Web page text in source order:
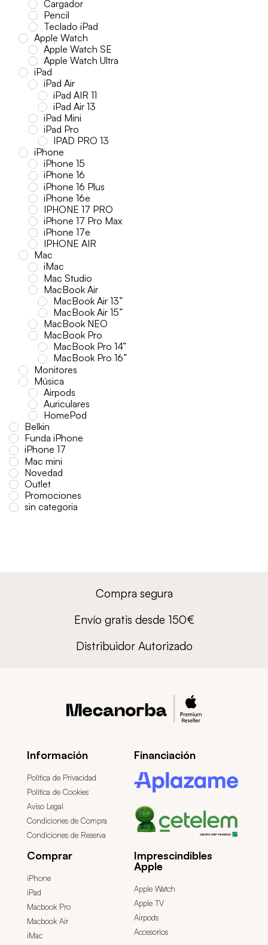
Cargador
Pencil
Teclado iPad
Apple Watch
Apple Watch SE
Apple Watch Ultra
iPad
iPad Air
iPad AIR 11
iPad Air 13
iPad Mini
iPad Pro
IPAD PRO 13
iPhone
iPhone 15
iPhone 16
iPhone 16 Plus
iPhone 16e
IPHONE 17 PRO
iPhone 17 Pro Max
iPhone 17e
IPHONE AIR
Mac
iMac
Mac Studio
MacBook Air
MacBook Air 13”
MacBook Air 15”
MacBook NEO
MacBook Pro
MacBook Pro 14”
MacBook Pro 16”
Monitores
Música
Airpods
Auriculares
HomePod
Belkin
Funda iPhone
iPhone 17
Mac mini
Novedad
Outlet
Promociones
sin categoria
Compra segura
Envío gratis desde 150€
Distribuidor Autorizado
Información
Política de Privacidad
Política de Cookies
Aviso Legal
Condiciones de Compra
Condiciones de Reserva
Financiación
Comprar
iPhone
iPad
Macbook Pro
Macbook Air
iMac
Imprescindibles
Apple
Apple Watch
Apple TV
Airpods
Accesorios